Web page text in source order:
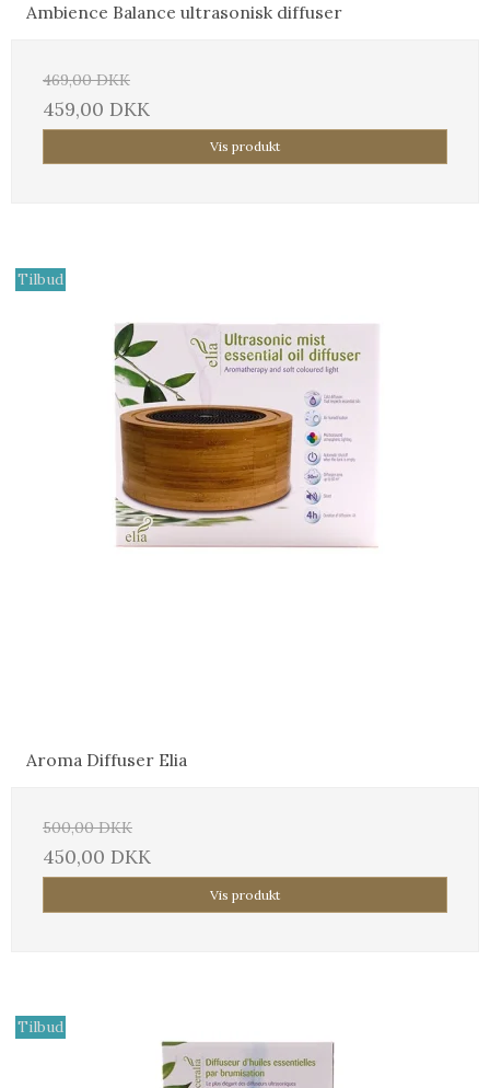
Ambience Balance ultrasonisk diffuser
469,00 DKK
459,00 DKK
Vis produkt
Tilbud
Aroma Diffuser Elia
500,00 DKK
450,00 DKK
Vis produkt
Tilbud